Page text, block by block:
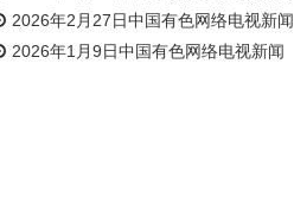
2026年2月27日中国有色网络电视新闻
2026年1月9日中国有色网络电视新闻